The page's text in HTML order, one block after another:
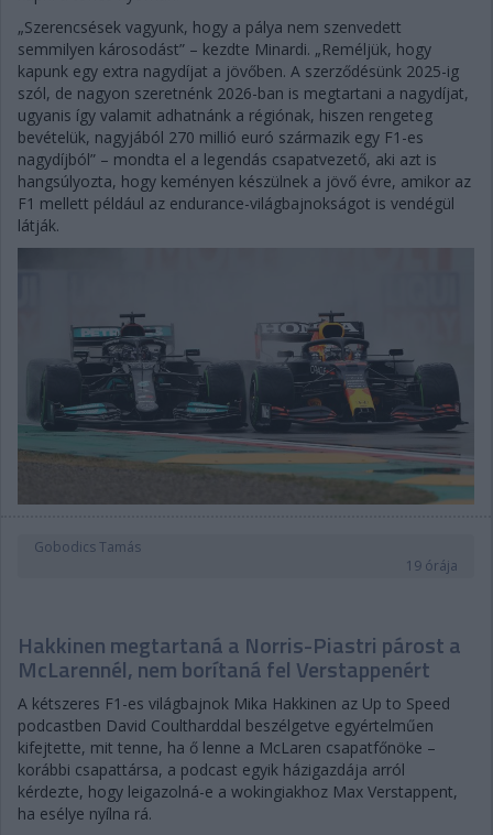
„Szerencsések vagyunk, hogy a pálya nem szenvedett
semmilyen károsodást” – kezdte Minardi. „Reméljük, hogy
kapunk egy extra nagydíjat a jövőben. A szerződésünk 2025-ig
szól, de nagyon szeretnénk 2026-ban is megtartani a nagydíjat,
ugyanis így valamit adhatnánk a régiónak, hiszen rengeteg
bevételük, nagyjából 270 millió euró származik egy F1-es
nagydíjból” – mondta el a legendás csapatvezető, aki azt is
hangsúlyozta, hogy keményen készülnek a jövő évre, amikor az
F1 mellett például az endurance-világbajnokságot is vendégül
látják.
Gobodics Tamás
19 órája
Hakkinen megtartaná a Norris-Piastri párost a
McLarennél, nem borítaná fel Verstappenért
A kétszeres F1-es világbajnok Mika Hakkinen az Up to Speed
podcastben David Coultharddal beszélgetve egyértelműen
kifejtette, mit tenne, ha ő lenne a McLaren csapatfőnöke –
korábbi csapattársa, a podcast egyik házigazdája arról
kérdezte, hogy leigazolná-e a wokingiakhoz Max Verstappent,
ha esélye nyílna rá.